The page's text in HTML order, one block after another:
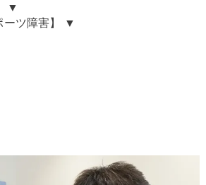
▼
ツ障害】
▼